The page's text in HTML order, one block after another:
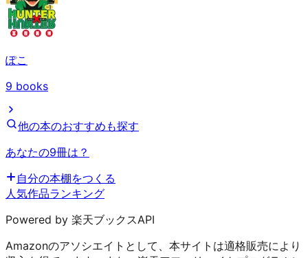
ぽこ
9 books
他の本のおすすめも探す
あなたの9冊は？
自分の本棚をつくる
人気作品ランキング
Powered by 楽天ブックスAPI
Amazonのアソシエイトとして、本サイトは適格販売により